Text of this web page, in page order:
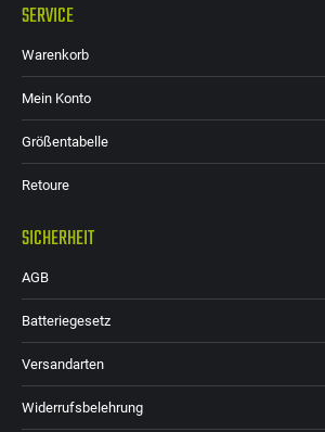
SERVICE
Warenkorb
Mein Konto
Größentabelle
Retoure
SICHERHEIT
AGB
Batteriegesetz
Versandarten
Widerrufsbelehrung